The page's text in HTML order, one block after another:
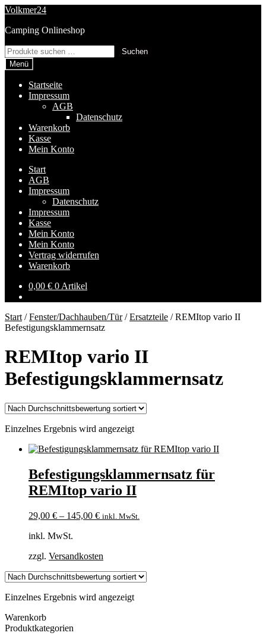
Zur
springen
Zum
springen
Volkmer24
Camping Onlineshop
Suchen
nach:
Suchen
Menü
Startseite
Impressum
AGB
Datenschutz
Warenkorb
Kasse
Mein Konto
Start
AGB
Impressum
Datenschutz
Impressum
Kasse
Mein Konto
Mein Konto
Vertrag widerrufen
Warenkorb
0,00 € 0 Artikel
Start /Fenster/Dachhauben/Tür/Ersatzteile /REMItop vario II
Befestigungsklammernsatz
REMItop vario II
Befestigungsklammernsatz
Einzelnes Ergebnis wird angezeigt
Befestigungsklammernsatz für
REMItop vario II
29,00 € – 145,00 € inkl. MwSt.
inkl. MwSt.
zzgl. Versandkosten
Einzelnes Ergebnis wird angezeigt
Warenkorb
Produktkategorien